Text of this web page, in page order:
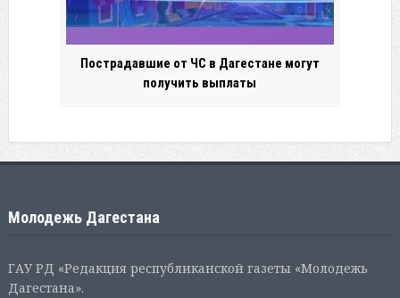
Пострадавшие от ЧС в Дагестане могут
получить выплаты
Молодежь Дагестана
ГАУ РД «Редакция республиканской газеты «Молодежь
Дагестана».